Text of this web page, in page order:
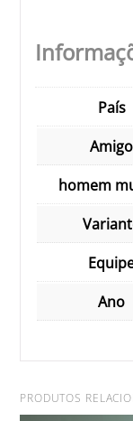
País
Amigo
homem
Ano
PRODUTOS